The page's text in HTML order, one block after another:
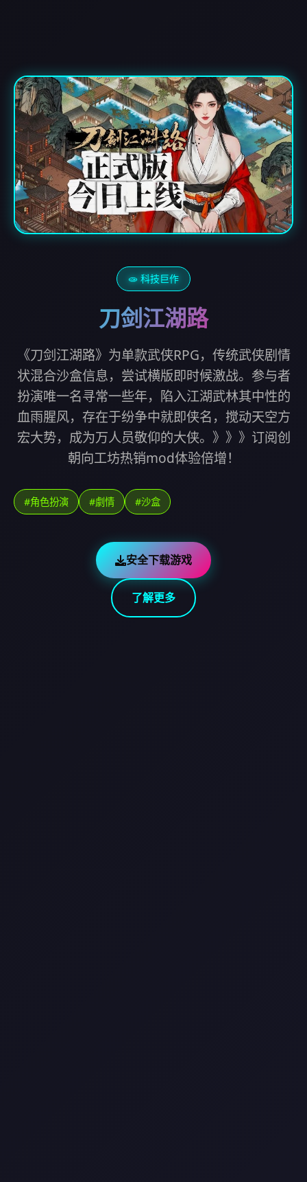
🧫 科技巨作
刀剑江湖路
《刀剑江湖路》为单款武侠RPG，传统武侠剧情
状混合沙盒信息，尝试横版即时候激战。参与者
扮演唯一名寻常一些年，陷入江湖武林其中性的
血雨腥风，存在于纷争中就即侠名，搅动天空方
宏大势，成为万人员敬仰的大侠。》》》订阅创
朝向工坊热销mod体验倍增！
#角色扮演 #劇情 #沙盒
安全下载游戏
了解更多